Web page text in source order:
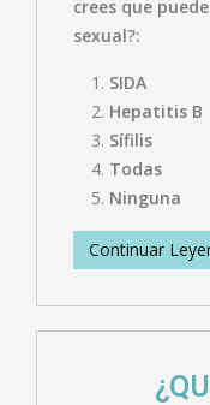
crees que
sexual?:
SIDA
Hepatitis B
Sífilis
Todas
Ninguna
Continuar